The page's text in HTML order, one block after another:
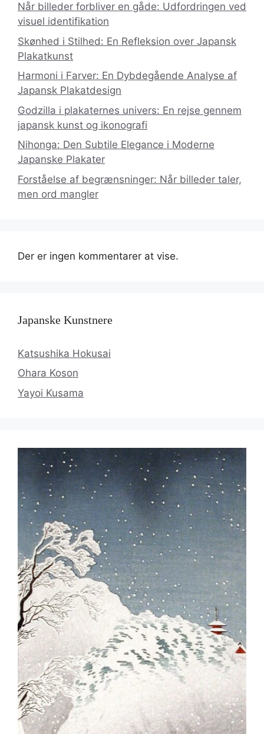
Når billeder forbliver en gåde: Udfordringen ved
visuel identifikation
Skønhed i Stilhed: En Refleksion over Japansk
Plakatkunst
Harmoni i Farver: En Dybdegående Analyse af
Japansk Plakatdesign
Godzilla i plakaternes univers: En rejse gennem
japansk kunst og ikonografi
Nihonga: Den Subtile Elegance i Moderne
Japanske Plakater
Forståelse af begrænsninger: Når billeder taler,
men ord mangler
Der er ingen kommentarer at vise.
Japanske Kunstnere
Katsushika Hokusai
Ohara Koson
Yayoi Kusama